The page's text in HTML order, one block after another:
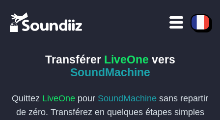
Transférer LiveOne vers
SoundMachine
Quittez LiveOne pour SoundMachine sans repartir
de zéro. Transférez en quelques étapes simples